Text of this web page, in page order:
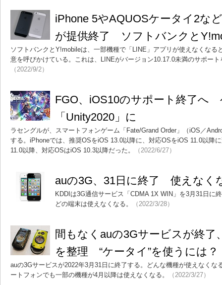
iPhone 5やAQUOSケータイ2な
が提供終了 ソフトバンクと
ソフトバンクとY!mobileは、一部機種で「LINE」アプリが使えなくなる
意を呼びかけている。これは、LINEがバージョン10.17.0未満のサポー
（2022/9/2）
FGO、iOS10のサポート終了へ
「Unity2020」に
ラセングルが、スマートフォンゲーム「Fate/Grand Order」（iOS／
する。iPhoneでは、推奨OSをiOS 13.0以降に、対応OSをiOS 11.0以降
11.0以降、対応OSはiOS 10.3以降だった。
（2022/6/27）
auの3G、31日に終了 使えなく
KDDIは3G通信サービス「CDMA 1X WIN」を3月31日に
どの端末は使えなくなる。
（2022/3/28）
間もなくauの3Gサービスが終了
を整理 “ケータイ”を使うには？
auの3Gサービスが2022年3月31日に終了する。どんな機種が使えなくな
ートフォンでも一部の機種が4月以降は使えなくなる。
（2022/3/27）